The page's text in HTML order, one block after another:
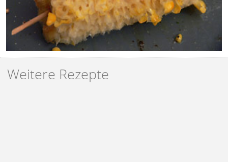
Weitere Rezepte